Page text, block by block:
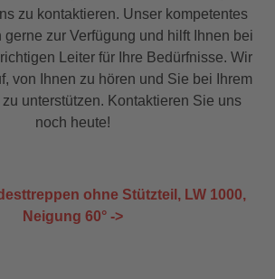
zu kontaktieren. Unser kompetentes
gerne zur Verfügung und hilft Ihnen bei
Leiter für Ihre Bedürfnisse. Wir
von Ihnen zu hören und Sie bei Ihrem
unterstützen. Kontaktieren Sie uns
noch heute!
ohne Stützteil, LW 1000,
Neigung 60° ->